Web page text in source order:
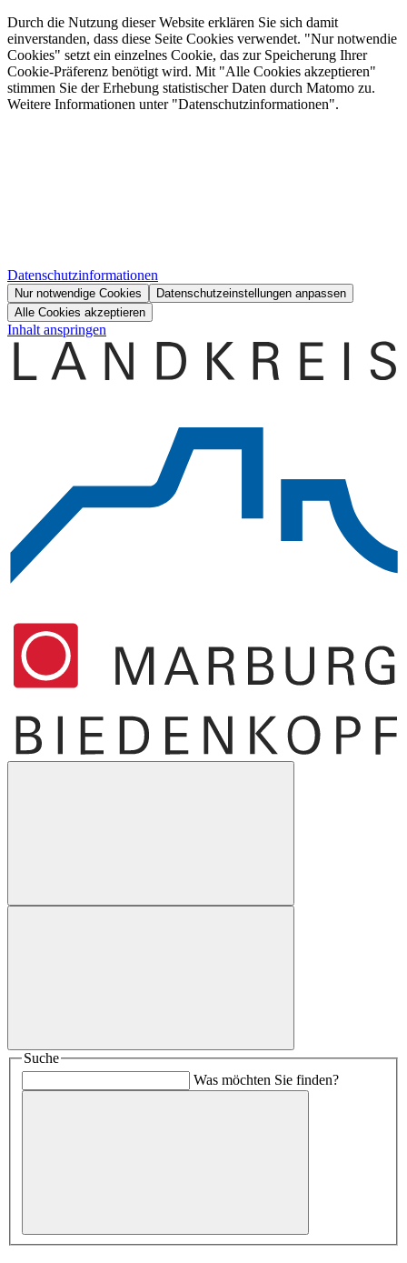
Durch die Nutzung dieser Website erklären Sie sich damit
einverstanden, dass diese Seite Cookies verwendet. "Nur notwendie
Cookies" setzt ein einzelnes Cookie, das zur Speicherung Ihrer
Cookie-Präferenz benötigt wird. Mit "Alle Cookies akzeptieren"
stimmen Sie der Erhebung statistischer Daten durch Matomo zu.
Weitere Informationen unter "Datenschutzinformationen".
Datenschutzinformationen
Nur notwendige Cookies
Datenschutzeinstellungen anpassen
Alle Cookies akzeptieren
Inhalt anspringen
Suche
Was möchten Sie finden?